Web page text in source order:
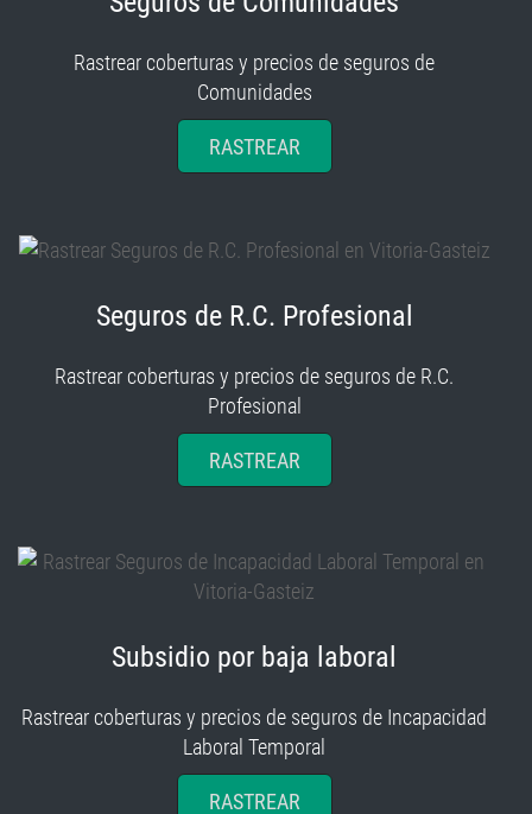
Rastrear coberturas y precios de seguros de
Comunidades
RASTREAR
Seguros de R.C. Profesional
Rastrear coberturas y precios de seguros de R.C.
Profesional
RASTREAR
Subsidio por baja laboral
Rastrear coberturas y precios de seguros de Incapacidad
Laboral Temporal
RASTREAR